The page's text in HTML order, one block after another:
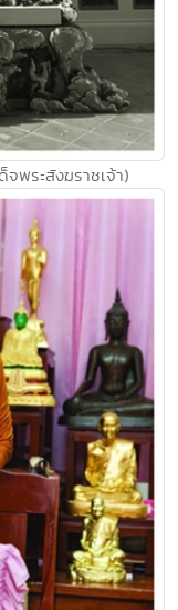
พระสังฆราชเจ้า)